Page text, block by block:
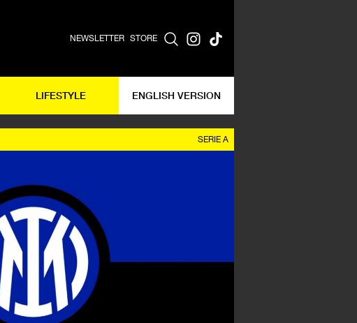
NEWSLETTER STORE
LIFESTYLE ENGLISH VERSION
SERIE A